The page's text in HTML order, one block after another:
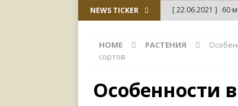
NEWS TICKER [ 22.06.2021 ] 60
ДИЗАЙН
СВОИМИ
HOME РАСТЕНИЯ
сортов
Особенности